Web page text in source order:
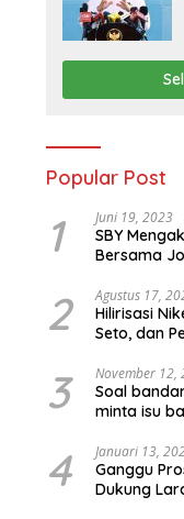
Popular Post
1 Juni 19, 2023
SBY
Bersama
2 Agustus 17,
Hilirisasi
Seto, dan
3 November 12,
Soal
minta isu
4 Januari 13,
Ganggu
Dukung